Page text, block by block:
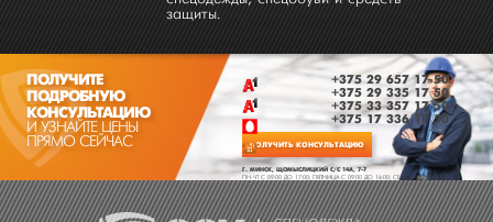
защиты.
ПОЛУЧИТЕ
ПОДРОБНУЮ
КОНСУЛЬТАЦИЮ
И УЗНАЙТЕ ЦЕНЫ
ПРЯМО СЕЙЧАС
+375 29 657 17 50
+375 29 335 17 50
+375 33 357 17 50
+375 17 336 17 50
ПОЛУЧИТЬ КОНСУЛЬТАЦИЮ
Г. МИНСК, ЩОМЫСЛИЦКИЙ С/С 14А, 7-7
ПН-ЧТ C 09:00 ДО 17:00; ПЯТНИЦА C 09:00 ДО 16:00; СБ-ВС - ВЫХОДНЫЕ